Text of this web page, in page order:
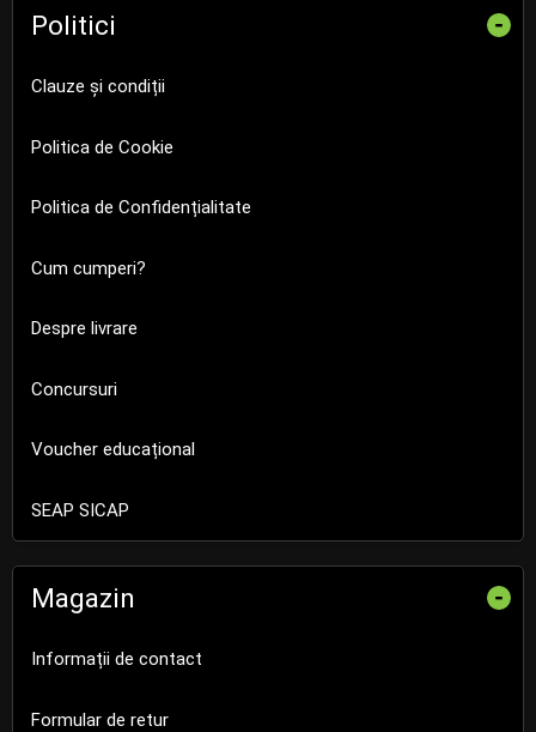
Politici -
Clauze și condiții
Politica de Cookie
Politica de Confidențialitate
Cum cumperi?
Despre livrare
Concursuri
Voucher educațional
SEAP SICAP
Magazin -
Informații de contact
Formular de retur